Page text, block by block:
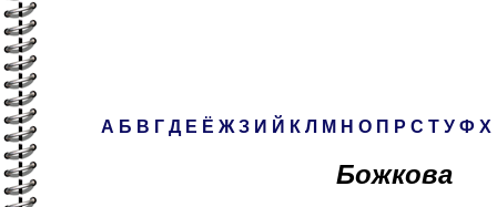
А Б В Г Д Е Ё Ж З И Й К Л М Н О П Р С Т У Ф Х
Божкова